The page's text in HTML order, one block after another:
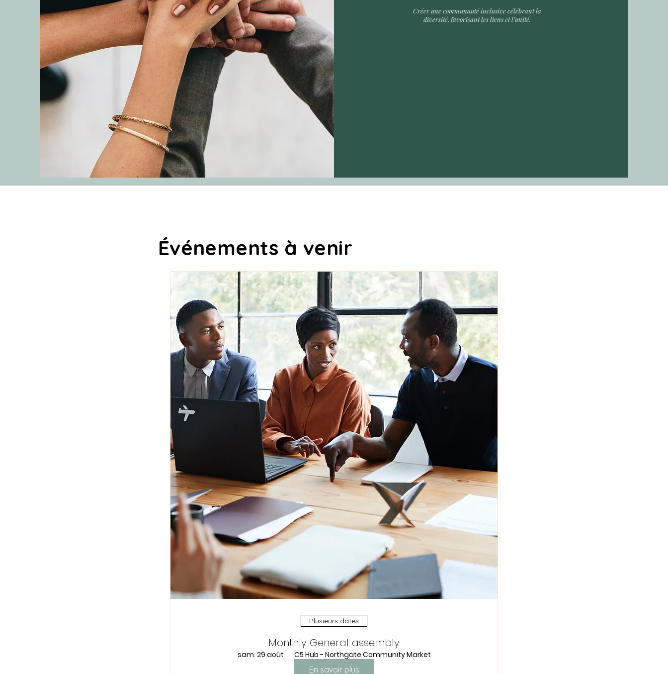
Créer une communauté inclusive célébrant la
diversité, favorisant les liens et l’unité.
Événements à venir
Plusieurs dates
Monthly General assembly
sam. 29 août
C5 Hub - Northgate Community Market
En savoir plus